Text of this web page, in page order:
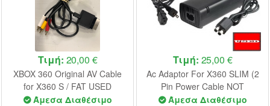
Τιμή: 20,00 €
XBOX 360 Original AV Cable
for X360 S / FAT USED
(UNBOXED)
Άμεσα Διαθέσιμο
Τιμή: 25,00 €
Ac Adaptor For X360 SLIM (2
Pin Power Cable NOT
Included) USED (UNBOXED)
Άμεσα Διαθέσιμο